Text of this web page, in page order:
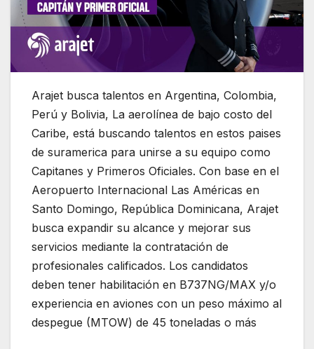
Arajet busca talentos en Argentina, Colombia,
Perú y Bolivia, La aerolínea de bajo costo del
Caribe, está buscando talentos en estos paises
de suramerica para unirse a su equipo como
Capitanes y Primeros Oficiales. Con base en el
Aeropuerto Internacional Las Américas en
Santo Domingo, República Dominicana, Arajet
busca expandir su alcance y mejorar sus
servicios mediante la contratación de
profesionales calificados. Los candidatos
deben tener habilitación en B737NG/MAX y/o
experiencia en aviones con un peso máximo al
despegue (MTOW) de 45 toneladas o más